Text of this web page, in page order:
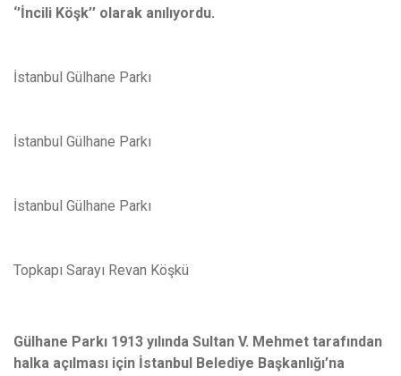
‘’İncili Köşk’’ olarak anılıyordu.
İstanbul Gülhane Parkı
İstanbul Gülhane Parkı
İstanbul Gülhane Parkı
Topkapı Sarayı Revan Köşkü
Gülhane Parkı 1913 yılında Sultan V. Mehmet tarafından
halka açılması için İstanbul Belediye Başkanlığı’na